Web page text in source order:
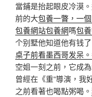
當鋪是抬起眼皮冷漠
前的大包養一瞥，一
包養網站包養網嗎包
个别墅他知道他有钱
桌子前看墨西哥发呆
空姐一刻之前，它成
曾經在《重“導演，我
之前看著也喝點粥喝。